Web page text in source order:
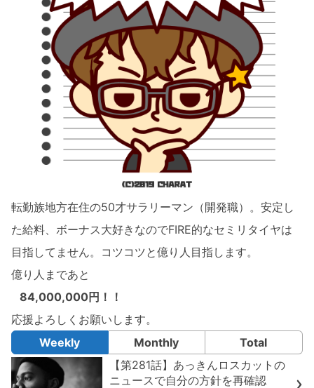
転勤族地方在住の50才サラリーマン（開発職）。安定し
た給料、ボーナス大好きなのでFIRE的なセミリタイヤは
目指してません。コツコツと億り人目指します。
億り人まであと
84,000,000円！！
応援よろしくお願いします。
Weekly
Monthly
Total
【第281話】あっきんロスカットの
ニュースで自分の方針を再確認